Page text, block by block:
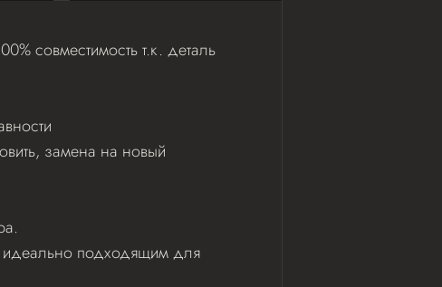
совместимость т.к. деталь
замена на новый
идеально подходящим для